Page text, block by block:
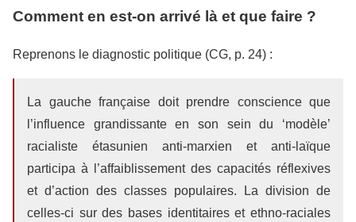
Comment en est-on arrivé là et que faire ?
Reprenons le diagnostic politique (CG, p. 24) :
La gauche française doit prendre conscience que
l’influence grandissante en son sein du ‘modèle’
racialiste étasunien anti-marxien et anti-laïque
participa à l’affaiblissement des capacités réflexives
et d’action des classes populaires. La division de
celles-ci sur des bases identitaires et ethno-raciales